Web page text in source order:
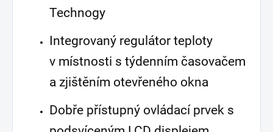
Technogy
Integrovaný regulátor teploty
v místnosti s týdenním časovačem
a zjištěním otevřeného okna
Dobře přístupný ovládací prvek s